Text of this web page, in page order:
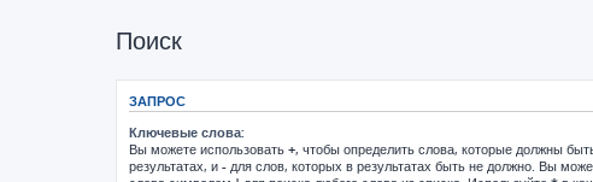
Поиск
ЗАПРОС
Ключевые слова:
Вы можете использовать +, чтобы определить слова, которые должны
результатах, и - для слов, которых в результатах быть не должно. Вы